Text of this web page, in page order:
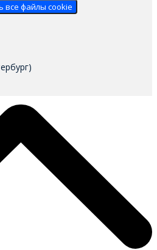
все файлы cookie